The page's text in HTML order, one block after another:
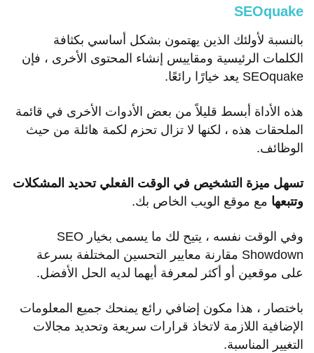
SEOquake
بالنسبة لأولئك الذين يهتمون بشكل أساسي بكثافة
الكلمات الرئيسية ومقاييس إنشاء المحتوى الأخرى ، فإن
SEOquake يعد خيارًا رائعًا.
هذه الأداة أبسط قليلاً من بعض الأدوات الأخرى في قائمة
الملحقات هذه ، لكنها لا تزال تحزم لكمة هائلة من حيث
الوظائف.
تسهل ميزة التشخيص في الوقت الفعلي تحديد المشكلات
وتتبعها مع موقع الويب الخاص بك.
وفي الوقت نفسه ، يتيح لك ما يسمى بخيار SEO
Showdown مقارنة معايير التحسين المختلفة بسرعة
على موقعين أو أكثر لمعرفة أيهما لديه الحل الأفضل.
باختصار ، هذا مكون إضافي رائع يمنحك جميع المعلومات
الإضافية اللازمة لاتخاذ قرارات سريعة وتحديد مجالات
التغيير المناسبة.